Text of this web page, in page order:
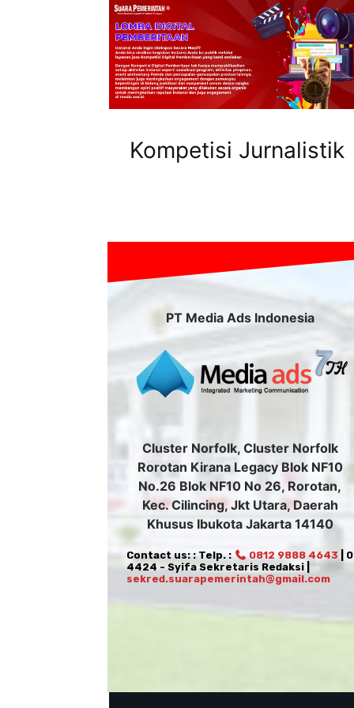
Kompetisi Jurnalistik
PT Media Ads Indonesia
Cluster Norfolk, Cluster Norfolk
Rorotan Kirana Legacy Blok NF10
No.26 Blok NF10 No 26, Rorotan,
Kec. Cilincing, Jkt Utara, Daerah
Khusus Ibukota Jakarta 14140
Contact us: : Telp. : 0812 9888 4643 |
4424 - Syifa Sekretaris Redaksi |
sekred.suarapemerintah@gmail.com